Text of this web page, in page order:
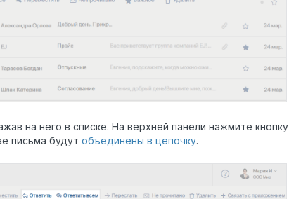
на него в списке. На верхней панели нажмите кнопку
письма будут объединены в цепочку.